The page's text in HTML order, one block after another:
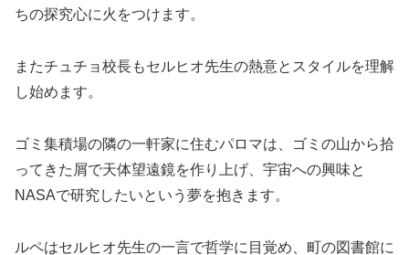
ちの探究心に火をつけます。
またチュチョ校長もセルヒオ先生の熱意とスタイルを理解
し始めます。
ゴミ集積場の隣の一軒家に住むパロマは、ゴミの山から拾
ってきた屑で天体望遠鏡を作り上げ、宇宙への興味と
NASAで研究したいという夢を抱きます。
ルペはセルヒオ先生の一言で哲学に目覚め、町の図書館に